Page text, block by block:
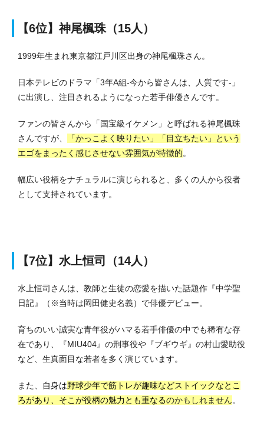
【6位】神尾楓珠（15人）
1999年生まれ東京都江戸川区出身の神尾楓珠さん。
日本テレビのドラマ「3年A組-今から皆さんは、人質です-」
に出演し、注目されるようになった若手俳優さんです。
ファンの皆さんから「国宝級イケメン」と呼ばれる神尾楓珠
さんですが、
「かっこよく映りたい」「目立ちたい」という
エゴをまったく感じさせない雰囲気が特徴的。
幅広い役柄をナチュラルに演じられると、多くの人から役者
として支持されています。
【7位】水上恒司（14人）
水上恒司さんは、教師と生徒の恋愛を描いた話題作『中学聖
日記』（※当時は岡田健史名義）で俳優デビュー。
育ちのいい誠実な青年役がハマる若手俳優の中でも稀有な存
在であり、『MIU404』の刑事役や『ブギウギ』の村山愛助役
など、生真面目な若者を多く演じています。
また、 自身は野球少年で筋トレが趣味などストイックなとこ
ろがあり、そこが役柄の魅力とも重なるのかもしれません。